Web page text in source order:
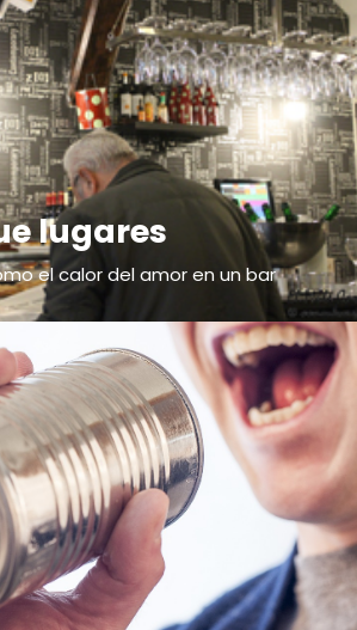
lugares
el calor del amor en un bar